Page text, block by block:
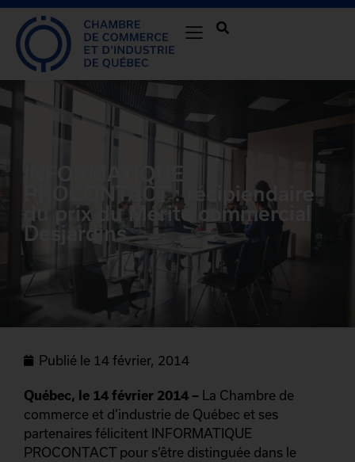
INFORMATIQUE
PROCONTACT : récipiendaire
du prix du Mérite commercial
Desjardins
Publié le 14 février, 2014
Québec, le 14 février 2014 – La Chambre de
commerce et d’industrie de Québec et ses
partenaires félicitent INFORMATIQUE
PROCONTACT pour s’être distinguée dans le